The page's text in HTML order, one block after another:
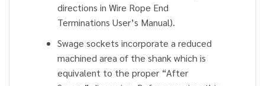
directions in Wire Rope End
Terminations User’s Manual).
Swage sockets incorporate a reduced
machined area of the shank which is
equivalent to the proper “After